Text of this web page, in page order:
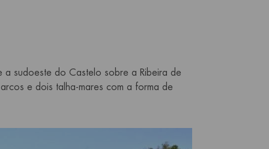
sudoeste do Castelo sobre a Ribeira de
e dois talha-mares com a forma de